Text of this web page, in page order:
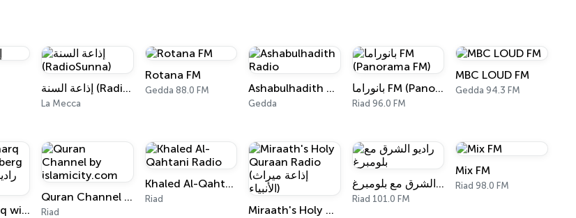
إذاعة السنة (RadioSunna)
La Mecca
Rotana FM
Gedda 88.0 FM Ashabulhadith Radio
Gedda
بانوراما FM (Panorama FM)
Riad 96.0 FM
MBC LOUD FM
Gedda 94.3 FM
Radio Asharq with Bloomberg / راديو الشرق مع بلومبرغ
Quran Channel by islamicity.com
Riad
Khaled Al-Qahtani Radio
Riad
Miraath's Holy Quraan Radio (إذاعة ميراث الأنبياء)
راديو الشرق مع بلومبرغ
Riad 101.0 FM
Mix FM
Riad 98.0 FM